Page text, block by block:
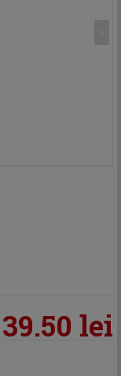
39.50 lei